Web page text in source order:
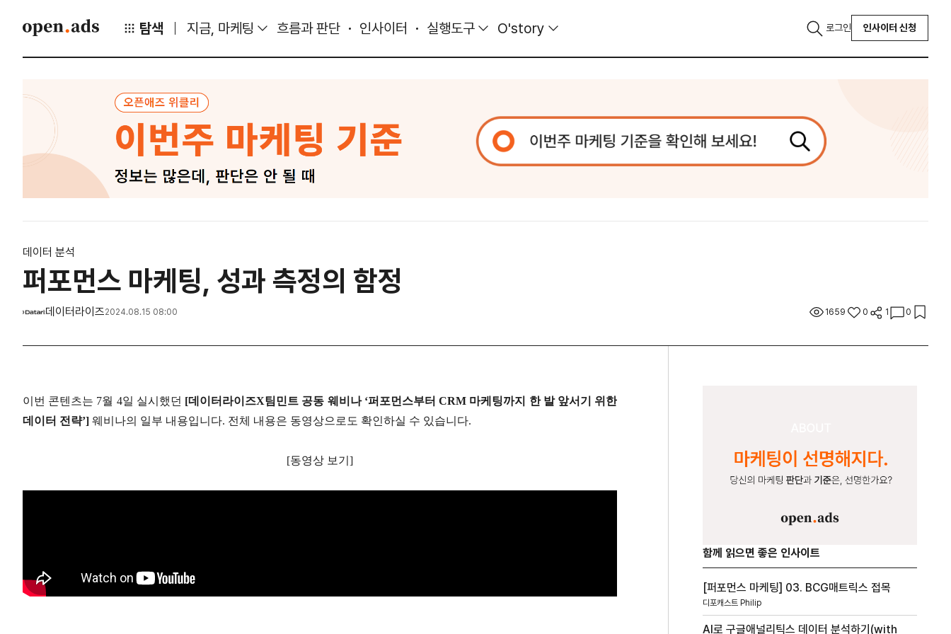
탐색 지금, 마케팅 흐름과 판단 인사이터 실행도구 O'story 로그인 인사이터 신청
데이터 분석
퍼포먼스 마케팅, 성과 측정의 함정
데이터라이즈2024.08.15 08:00 1659 0 1 0
이번 콘텐츠는 7월 4일 실시했던 [데이터라이즈X팀민트 공동 웨비나 ‘퍼포먼스부터 CRM 마케팅까지 한 발 앞서기 위한
데이터 전략’] 웨비나의 일부 내용입니다. 전체 내용은 동영상으로도 확인하실 수 있습니다.
[동영상 보기]
함께 읽으면 좋은 인사이트
[퍼포먼스 마케팅] 03. BCG매트릭스 접목
디포캐스트 Philip
AI로 구글애널리틱스 데이터 분석하기(with